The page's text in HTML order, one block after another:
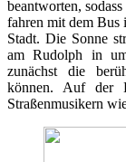
beantworten,
fahren mit dem Bus
Stadt. Die Sonne
am Rudolph in
zunächst die
können. Auf der
Straßenmusikern